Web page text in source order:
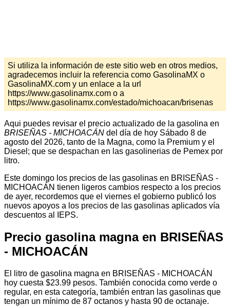
Si utiliza la información de este sitio web en otros medios,
agradecemos incluir la referencia como GasolinaMX o
GasolinaMX.com y un enlace a la url
https://www.gasolinamx.com o a
https://www.gasolinamx.com/estado/michoacan/brisenas
Aqui puedes revisar el precio actualizado de la gasolina en
BRISEÑAS - MICHOACÁN del día de hoy Sábado 8 de
agosto del 2026, tanto de la Magna, como la Premium y el
Diesel; que se despachan en las gasolinerias de Pemex por
litro.
Este domingo los precios de las gasolinas en BRISEÑAS -
MICHOACÁN tienen ligeros cambios respecto a los precios
de ayer, recordemos que el viernes el gobierno publicó los
nuevos apoyos a los precios de las gasolinas aplicados vía
descuentos al IEPS.
Precio gasolina magna en BRISEÑAS
- MICHOACÁN
El litro de gasolina magna en BRISEÑAS - MICHOACÁN
hoy cuesta $23.99 pesos. También conocida como verde o
regular, en esta categoría, también entran las gasolinas que
tengan un mínimo de 87 octanos y hasta 90 de octanaje.